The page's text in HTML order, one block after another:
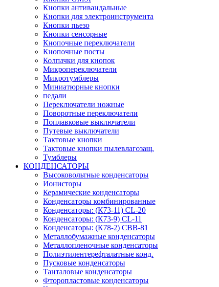
Кнопки антивандальные
Кнопки для электроинструмента
Кнопки пьезо
Кнопки сенсорные
Кнопочные переключатели
Кнопочные посты
Колпачки для кнопок
Микропереключатели
Микротумблеры
Миниатюрные кнопки
педали
Переключатели ножные
Поворотные переключатели
Поплавковые выключатели
Путевые выключатели
Тактовые кнопки
Тактовые кнопки пылевлагозащ.
Тумблеры
КОНДЕНСАТОРЫ
Высоковольтные конденсаторы
Ионисторы
Керамические конденсаторы
Конденсаторы комбинированные
Конденсаторы: (К73-11) CL-20
Конденсаторы: (К73-9) CL-11
Конденсаторы: (К78-2) CBB-81
Металлобумажные конденсаторы
Металлопленочные конденсаторы
Полиэтилентерефталатные конд.
Пусковые конденсаторы
Танталовые конденсаторы
Фторопластовые конденсаторы